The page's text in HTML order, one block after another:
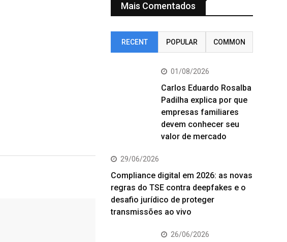
Mais Comentados
RECENT POPULAR COMMON
01/08/2026
Carlos Eduardo Rosalba
Padilha explica por que
empresas familiares
devem conhecer seu
valor de mercado
29/06/2026
Compliance digital em 2026: as novas
regras do TSE contra deepfakes e o
desafio jurídico de proteger
transmissões ao vivo
26/06/2026